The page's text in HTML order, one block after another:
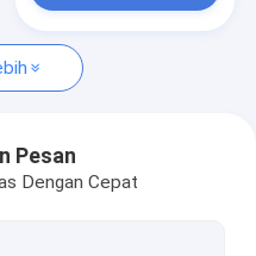
Pesan
Dengan Cepat